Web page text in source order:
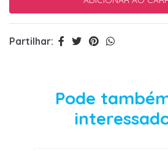
Partilhar:
Pode